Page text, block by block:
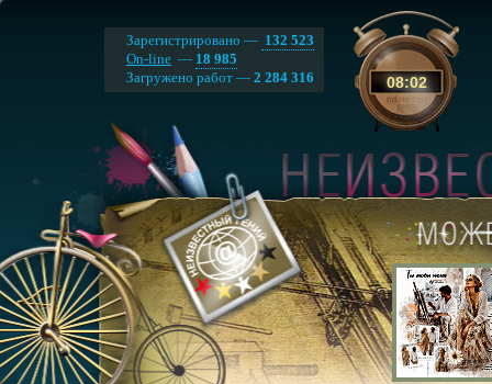
08:02
Зарегистрировано — 132 523
On-line — 18 985
Загружено работ — 2 284 316